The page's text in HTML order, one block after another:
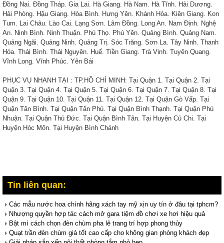
Đồng Nai. Đồng Tháp. Gia Lai. Hà Giang. Hà Nam. Hà Tĩnh. Hải Dương.
Hải Phòng. Hậu Giang. Hòa Bình. Hưng Yên. Khánh Hòa. Kiên Giang. Kon
Tum. Lai Châu. Lào Cai. Lạng Sơn. Lâm Đồng. Long An. Nam Định. Nghệ
An. Ninh Bình. Ninh Thuận. Phú Thọ. Phú Yên. Quảng Bình. Quảng Nam.
Quảng Ngãi. Quảng Ninh. Quảng Trị. Sóc Trăng. Sơn La. Tây Ninh. Thanh
Hóa. Thái Bình. Thái Nguyên. Huế. Tiền Giang. Trà Vinh. Tuyên Quang.
Vĩnh Long. Vĩnh Phúc. Yên Bái
PHỤC VỤ NHANH TẠI : TP.HỒ CHÍ MINH: Tại Quận 1. Tại Quận 2. Tại
Quận 3. Tại Quận 4. Tại Quận 5. Tại Quận 6. Tại Quận 7. Tại Quận 8. Tại
Quận 9. Tại Quận 10. Tại Quận 11. Tại Quận 12. Tại Quận Gò Vấp. Tại
Quận Tân Bình. Tại Quận Tân Phú. Tại Quận Bình Thạnh. Tại Quận Phú
Nhuận. Tại Quận Thủ Đức. Tại Quận Bình Tân. Tại Huyện Củ Chi. Tại
Huyện Hóc Môn. Tại Huyện Bình Chánh
Tin liên quan:
Các mẫu nước hoa chính hãng xách tay mỹ xịn uy tín ở đâu tại tphcm?
Nhượng quyền hợp tác cách mở gara tiệm đồ chơi xe hơi hiệu quả
Bật mí cách chọn đèn chùm pha lê trang trí hợp phong thủy
Quạt trần đèn chùm giá tốt cao cấp cho không gian phòng khách đẹp